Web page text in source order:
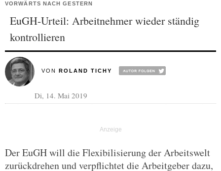
VORWÄRTS NACH GESTERN
EuGH-Urteil: Arbeitnehmer wieder ständig
kontrollieren
VON ROLAND TICHY
Di, 14. Mai 2019
Der EuGH will die Flexibilisierung der Arbeitswelt
zurückdrehen und verpflichtet die Arbeitgeber dazu,